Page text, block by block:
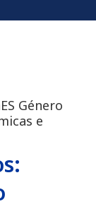
Género
e